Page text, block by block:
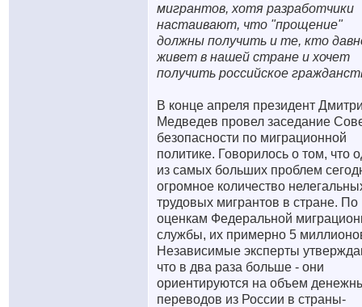
мигрантов, хотя разработчики
настаивают, что "прощение"
должны получить и те, кто
живет в нашей стране и хочет
получить российское
В конце апреля президент
Медведев провел заседание
безопасности по миграционной
политике. Говорилось о том, что
из самых больших проблем
огромное количество
трудовых мигрантов в стране. По
оценкам Федеральной
службы, их примерно 5
Независимые эксперты
что в два раза больше - они
ориентируются на объем
переводов из России в страны-